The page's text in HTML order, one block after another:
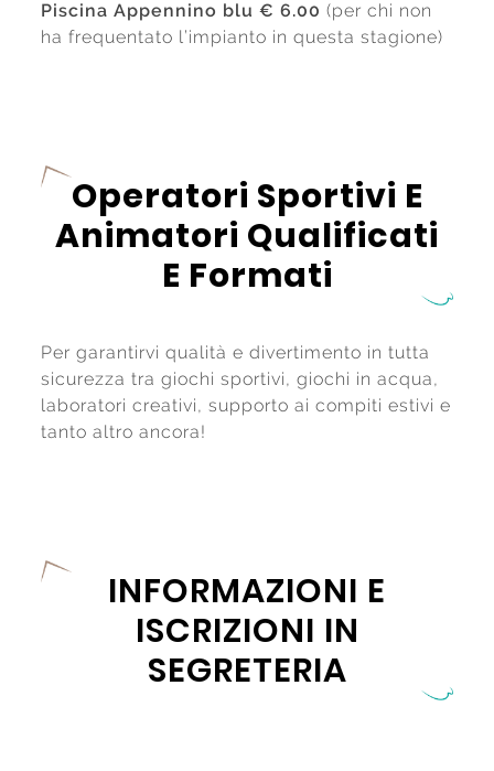
Piscina Appennino blu € 6.00 (per chi non
ha frequentato l’impianto in questa stagione)
Operatori Sportivi E
Animatori Qualificati
E Formati
Per garantirvi qualità e divertimento in tutta
sicurezza tra giochi sportivi, giochi in acqua,
laboratori creativi, supporto ai compiti estivi e
tanto altro ancora!
INFORMAZIONI E
ISCRIZIONI IN
SEGRETERIA